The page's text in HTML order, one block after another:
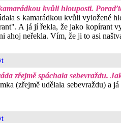
kvůli hlouposti.
s kamarádkou kvůli vyložené
A já jí řekla, že jako kopírant
ahoj neřekla. Vím, že ji to asi
zřejmě spáchala sebevraždu.
(zřejmě udělala sebevraždu) a